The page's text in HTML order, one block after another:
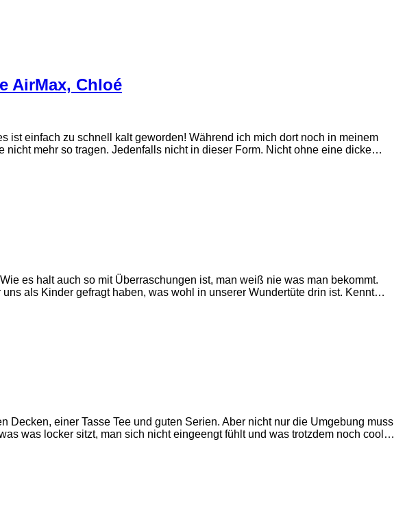
AirMax, Chloé
einfach zu schnell kalt geworden! Während ich mich dort noch in meinem
mehr so tragen. Jedenfalls nicht in dieser Form. Nicht ohne eine dicke…
es halt auch so mit Überraschungen ist, man weiß nie was man bekommt.
als Kinder gefragt haben, was wohl in unserer Wundertüte drin ist. Kennt…
einer Tasse Tee und guten Serien. Aber nicht nur die Umgebung muss
was locker sitzt, man sich nicht eingeengt fühlt und was trotzdem noch cool…